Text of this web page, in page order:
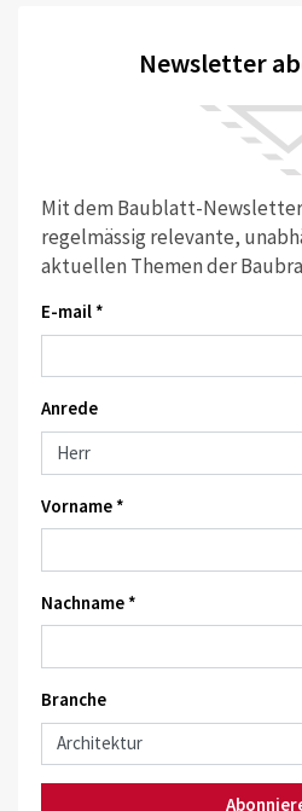
Newsletter
Mit dem Baublatt-
regelmässig relevante,
aktuellen Themen der
E-mail *
Anrede
Vorname *
Nachname *
Branche